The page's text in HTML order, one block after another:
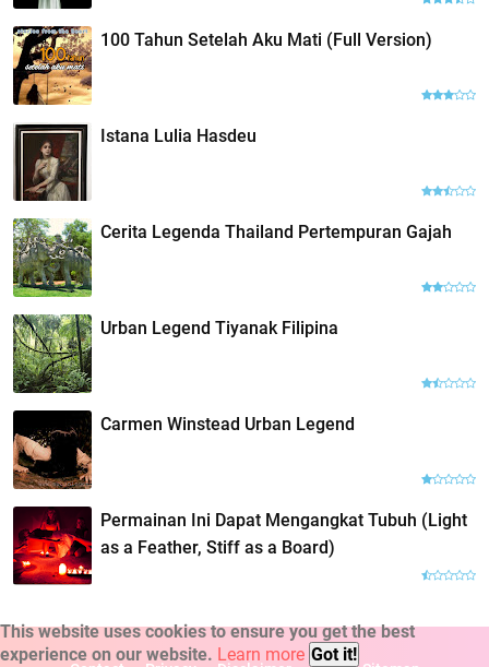
100 Tahun Setelah Aku Mati (Full Version)
Istana Lulia Hasdeu
Cerita Legenda Thailand Pertempuran Gajah
Urban Legend Tiyanak Filipina
Carmen Winstead Urban Legend
Permainan Ini Dapat Mengangkat Tubuh (Light
as a Feather, Stiff as a Board)
This website uses cookies to ensure you get the best
experience on our website. Learn more Got it!